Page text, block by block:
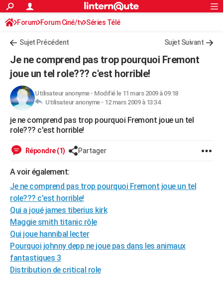
ACTUALITÉS
Politique
Société
Faits Divers
Education
Monde
Villes
+
Programme TV
TNTStreaming
Cinéma
Sorties cinéma
Musique
+FINANCE
Retraite
Impôts
Epargne
Immobilier
Risques naturels par ville
Banque
Assurance
Crédit
AUTO
Essais
Réserver un essai
Citadines
Berlines
SUV
Forum auto
HIGH-TECH
Mobiles
Meilleur smartphone
Internet
Ordinateurs
Jeux vidéo
Guide high-tech
+BRICOLAGE
Forum
Aménagement intérieur
Extérieur
Cuisine
Salle de bains
Jardinage
Rangement
WEEK-END
Guides de France
Escapades
Patrimoine
Expositions
Musées
Week-end nature
+LIFESTYLE
Art de vivre
Bien-être
Loisirs
Mode
Modes de vie
SANTE
Alimentation
Guide de la santé
Maladies
Médicaments
Sommeil
VOYAGE
Destinations
City break
Voyage nature
Voyage de noces
Forum
Climat
+PHOTO
GUIDES D'ACHAT
BONS PLANS
S'inscrire
Connexion
Forum Forum Ciné/tv Séries Télé
Sujet Précédent Sujet Suivant
Je ne comprend pas trop pourquoi Fremont
joue un tel role??? c'est horrible!
Utilisateur anonyme- Modifié le 11 mars 2009 à 09:18
Utilisateur anonyme - 12 mars 2009 à 13:34
je ne comprend pas trop pourquoi Fremont joue un tel
role??? c'est horrible!
Répondre (1) Partager
A voir également:
Je ne comprend pas trop pourquoi Fremont joue un tel
role??? c'est horrible!
Qui a joué james tiberius kirk
Maggie smith titanic rôle
Qui joue hannibal lecter
Pourquoi johnny depp ne joue pas dans les animaux
fantastiques 3
Distribution de critical role